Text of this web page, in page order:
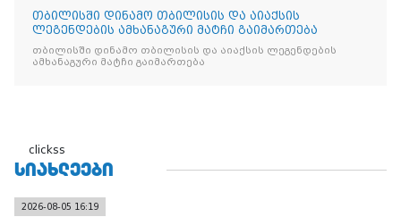
თბილისში დინამო თბილისის და აიაქსის
ლეგენდების ამხანაგური მატჩი გაიმართება
თბილისში დინამო თბილისის და აიაქსის ლეგენდების
ამხანაგური მატჩი გაიმართება
clickss
ᲡᲘᲐᲮᲚᲔᲔᲑᲘ
2026-08-05 16:19